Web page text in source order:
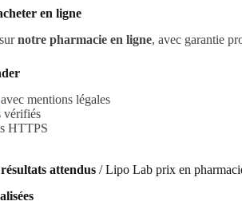
en ligne
notre pharmacie en ligne, avec garantie
avec mentions légales
vérifiés
HTTPS
attendus / Lipo Lab prix en